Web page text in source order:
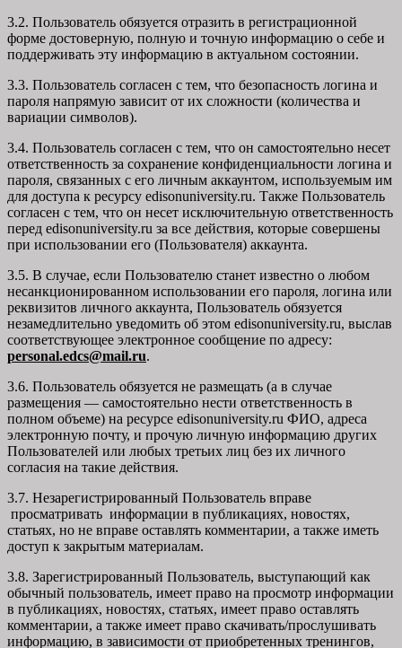
3.2. Пользователь обязуется отразить в регистрационной
форме достоверную, полную и точную информацию о себе и
поддерживать эту информацию в актуальном состоянии.
3.3. Пользователь согласен с тем, что безопасность логина и
пароля напрямую зависит от их сложности (количества и
вариации символов).
3.4. Пользователь согласен с тем, что он самостоятельно несет
ответственность за сохранение конфиденциальности логина и
пароля, связанных с его личным аккаунтом, используемым им
для доступа к ресурсу edisonuniversity.ru. Также Пользователь
согласен с тем, что он несет исключительную ответственность
перед edisonuniversity.ru за все действия, которые совершены
при использовании его (Пользователя) аккаунта.
3.5. В случае, если Пользователю станет известно о любом
несанкционированном использовании его пароля, логина или
реквизитов личного аккаунта, Пользователь обязуется
незамедлительно уведомить об этом edisonuniversity.ru, выслав
соответствующее электронное сообщение по адресу:
personal.edcs@mail.ru.
3.6. Пользователь обязуется не размещать (а в случае
размещения — самостоятельно нести ответственность в
полном объеме) на ресурсе edisonuniversity.ru ФИО, адреса
электронную почту, и прочую личную информацию других
Пользователей или любых третьих лиц без их личного
согласия на такие действия.
3.7. Незарегистрированный Пользователь вправе
просматривать информации в публикациях, новостях,
статьях, но не вправе оставлять комментарии, а также иметь
доступ к закрытым материалам.
3.8. Зарегистрированный Пользователь, выступающий как
обычный пользователь, имеет право на просмотр информации
в публикациях, новостях, статьях, имеет право оставлять
комментарии, а также имеет право скачивать/прослушивать
информацию, в зависимости от приобретенных тренингов,